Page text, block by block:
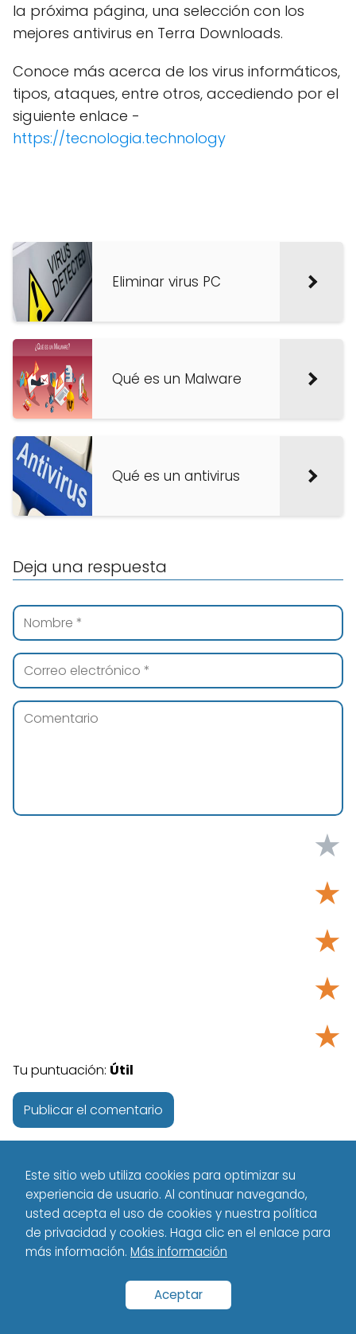
la próxima página, una selección con los
mejores antivirus en Terra Downloads.
Conoce más acerca de los virus informáticos,
tipos, ataques, entre otros, accediendo por el
siguiente enlace -
https://tecnologia.technology
Eliminar virus PC
Qué es un Malware
Qué es un antivirus
Deja una respuesta
★
★
★
★
★
Tu puntuación: Útil
Tecnología - Technology Español Antivirus
de los virus Informáticos
Este sitio web utiliza cookies para optimizar su
experiencia de usuario. Al continuar navegando,
usted acepta el uso de cookies y nuestra política
de privacidad y cookies. Haga clic en el enlace para
más información. Más información
Aceptar